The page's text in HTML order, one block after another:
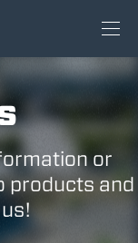
or
products and